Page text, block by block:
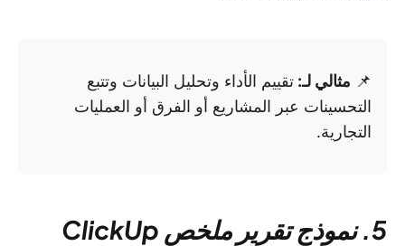
📌 مثالي لـ: تقييم الأداء وتحليل البيانات وتتبع
التحسينات عبر المشاريع أو الفرق أو العمليات
التجارية.
5. نموذج تقرير ملخص ClickUp